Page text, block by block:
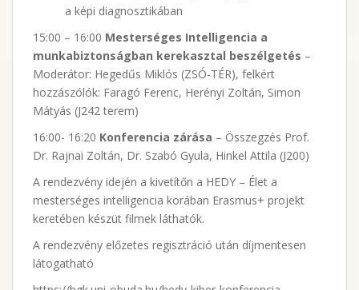
a képi diagnosztikában
15:00 – 16:00 Mesterséges Intelligencia a
munkabiztonságban kerekasztal beszélgetés –
Moderátor: Hegedűs Miklós (ZSÓ-TÉR), felkért
hozzászólók: Faragó Ferenc, Herényi Zoltán, Simon
Mátyás (J242 terem)
16:00- 16:20 Konferencia zárása – Összegzés Prof.
Dr. Rajnai Zoltán, Dr. Szabó Gyula, Hinkel Attila (J200)
A rendezvény idején a kivetítőn a HEDY – Élet a
mesterséges intelligencia korában Erasmus+ projekt
keretében készüt filmek láthatók.
A rendezvény előzetes regisztráció után díjmentesen
látogatható